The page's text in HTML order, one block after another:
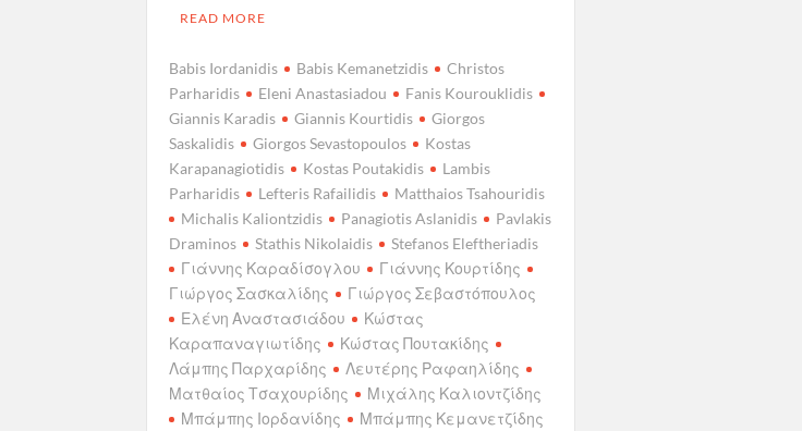
READ MORE
Babis Iordanidis Babis Kemanetzidis
Christos
Parharidis
Eleni Anastasiadou
Fanis Kourouklidis
Giannis Karadis
Giannis Kourtidis
Giorgos
Saskalidis
Giorgos Sevastopoulos
Kostas
Karapanagiotidis
Kostas Poutakidis
Lambis
Parharidis
Lefteris Rafailidis
Matthaios Tsahouridis
Michalis Kaliontzidis
Panagiotis Aslanidis
Pavlakis
Draminos
Stathis Nikolaidis
Stefanos Eleftheriadis
Γιάννης Καραδίσογλου
Γιάννης Κουρτίδης
Γιώργος Σασκαλίδης
Γιώργος Σεβαστόπουλος
Ελένη Αναστασιάδου
Κώστας
Καραπαναγιωτίδης
Κώστας Πουτακίδης
Λάμπης Παρχαρίδης
Λευτέρης Ραφαηλίδης
Ματθαίος Τσαχουρίδης
Μιχάλης Καλιοντζίδης
Μπάμπης Ιορδανίδης
Μπάμπης Κεμανετζίδης